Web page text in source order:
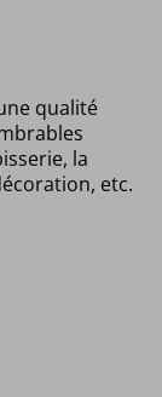
qualité
la
etc.